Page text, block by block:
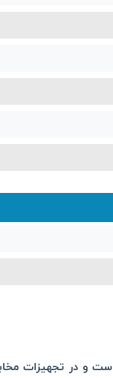
رک دارای 4 چرخ برای جابه جایی